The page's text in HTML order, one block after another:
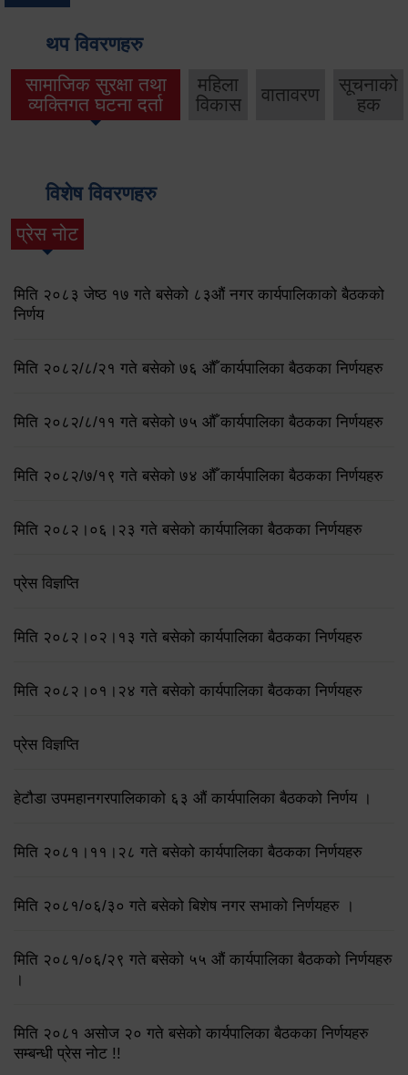
थप विवरणहरु
सामाजिक सुरक्षा तथा
व्यक्तिगत घटना दर्ता
महिला
विकास
वातावरण
सूचनाको
हक
विशेष विवरणहरु
प्रेस नोट
मिति २०८३ जेष्ठ १७ गते बसेको ८३औं नगर कार्यपालिकाको बैठकको
निर्णय
मिति २०८२/८/२१ गते बसेको ७६ औँ कार्यपालिका बैठकका निर्णयहरु
मिति २०८२/८/११ गते बसेको ७५ औँ कार्यपालिका बैठकका निर्णयहरु
मिति २०८२/७/१९ गते बसेको ७४ औँ कार्यपालिका बैठकका निर्णयहरु
मिति २०८२।०६।२३ गते बसेको कार्यपालिका बैठकका निर्णयहरु
प्रेस विज्ञप्ति
मिति २०८२।०२।१३ गते बसेको कार्यपालिका बैठकका निर्णयहरु
मिति २०८२।०१।२४ गते बसेको कार्यपालिका बैठकका निर्णयहरु
प्रेस विज्ञप्ति
हेटौडा उपमहानगरपालिकाको ६३ औं कार्यपालिका बैठकको निर्णय ।
मिति २०८१।११।२८ गते बसेको कार्यपालिका बैठकका निर्णयहरु
मिति २०८१/०६/३० गते बसेको बिशेष नगर सभाको निर्णयहरु ।
मिति २०८१/०६/२९ गते बसेको ५५ औं कार्यपालिका बैठकको निर्णयहरु
।
मिति २०८१ असोज २० गते बसेको कार्यपालिका बैठकका निर्णयहरु
सम्बन्धी प्रेस नोट !!